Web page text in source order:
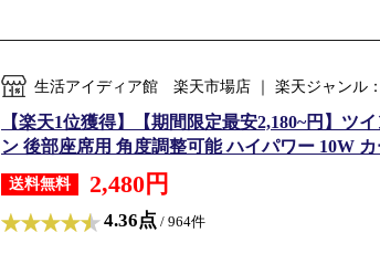
生活アイディア館 楽天市場店 ｜ 楽天ジャンル
【楽天1位獲得】【期間限定最安2,180~円】ツ
ン 後部座席用 角度調整可能 ハイパワー 10W
送料無料 2,480円
4.36点 / 964件